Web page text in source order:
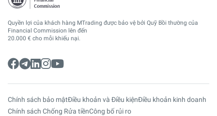
Quyền lợi của khách hàng MTrading được bảo vệ bởi Quỹ Bồi thường của
Financial Commission lên đến
20.000 € cho mỗi khiếu nại.
Chính sách bảo mậtĐiều khoản và Điều kiệnĐiều khoản kinh doanh
Chính sách Chống Rửa tiềnCông bố rủi ro